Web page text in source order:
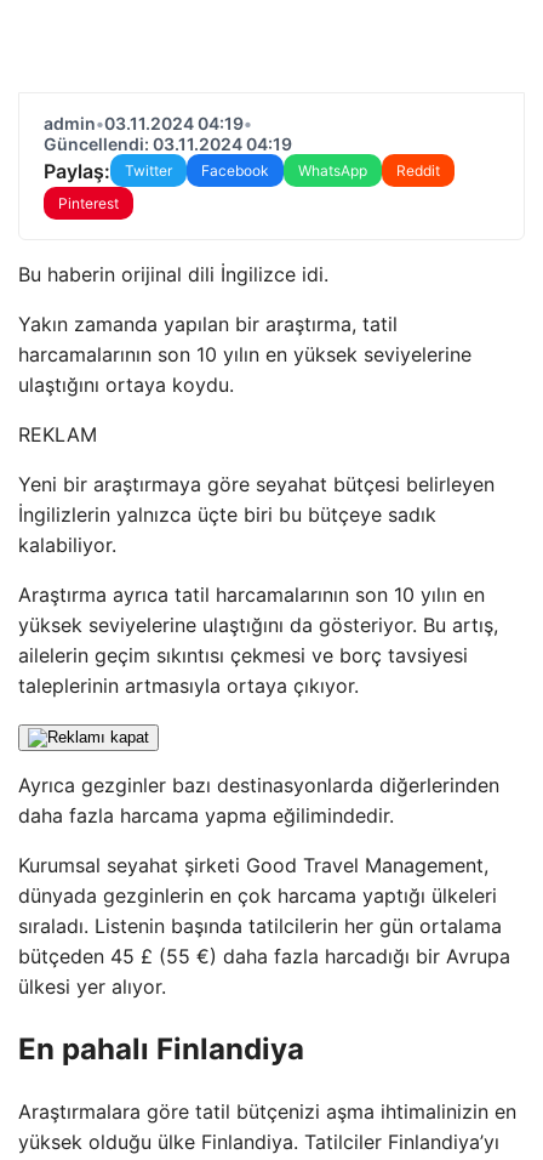
admin•03.11.2024 04:19•
Güncellendi: 03.11.2024 04:19
Paylaş: Twitter Facebook WhatsApp
Reddit
Pinterest
Bu haberin orijinal dili İngilizce idi.
Yakın zamanda yapılan bir araştırma, tatil
harcamalarının son 10 yılın en yüksek seviyelerine
ulaştığını ortaya koydu.
REKLAM
Yeni bir araştırmaya göre seyahat bütçesi belirleyen
İngilizlerin yalnızca üçte biri bu bütçeye sadık
kalabiliyor.
Araştırma ayrıca tatil harcamalarının son 10 yılın en
yüksek seviyelerine ulaştığını da gösteriyor. Bu artış,
ailelerin geçim sıkıntısı çekmesi ve borç tavsiyesi
taleplerinin artmasıyla ortaya çıkıyor.
Ayrıca gezginler bazı destinasyonlarda diğerlerinden
daha fazla harcama yapma eğilimindedir.
Kurumsal seyahat şirketi Good Travel Management,
dünyada gezginlerin en çok harcama yaptığı ülkeleri
sıraladı. Listenin başında tatilcilerin her gün ortalama
bütçeden 45 £ (55 €) daha fazla harcadığı bir Avrupa
ülkesi yer alıyor.
En pahalı Finlandiya
Araştırmalara göre tatil bütçenizi aşma ihtimalinizin en
yüksek olduğu ülke Finlandiya. Tatilciler Finlandiya’yı